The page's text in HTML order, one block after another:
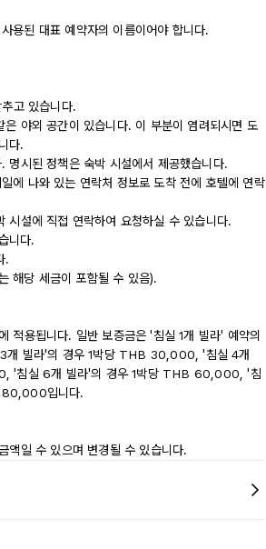
용된 대표 예약자의 이름이어야 합니다.
고 있습니다.
야외 공간이 있습니다. 이 부분이 염려되시면 도
다.
명시된 정책은 숙박 시설에서 제공했습니다.
에 나와 있는 연락처 정보로 도착 전에 호텔에 연락
시설에 직접 연락하여 요청하실 수 있습니다.
니다.
.
해당 세금이 포함될 수 있음).
됩니다. 일반 보증금은 '침실 1개 빌라' 예약의
빌라'의 경우 1박당 THB 30,000, '침실 4개
'침실 6개 빌라'의 경우 1박당 THB 60,000, '침
80,000입니다.
액일 수 있으며 변경될 수 있습니다.